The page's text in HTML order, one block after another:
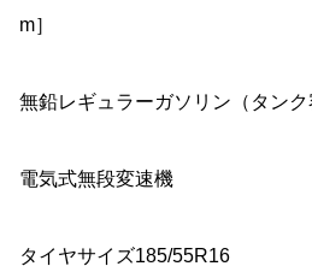
m］
無鉛レギュラーガソリン（タンク
電気式無段変速機
タイヤサイズ185/55R16